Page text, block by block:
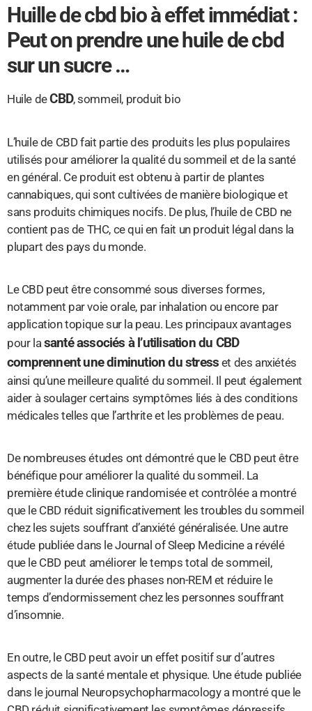
Huille de cbd bio à effet immédiat :
Peut on prendre une huile de cbd
sur un sucre …
Huile deCBD, sommeil, produit bio
L’huile de CBD fait partie des produits les plus populaires
utilisés pour améliorer la qualité du sommeil et de la santé
en général. Ce produit est obtenu à partir de plantes
cannabiques, qui sont cultivées de manière biologique et
sans produits chimiques nocifs. De plus, l’huile de CBD ne
contient pas de THC, ce qui en fait un produit légal dans la
plupart des pays du monde.
Le CBD peut être consommé sous diverses formes,
notamment par voie orale, par inhalation ou encore par
application topique sur la peau. Les principaux avantages
pour la santé associés à l’utilisation du CBD
comprennent une diminution du stress et des anxiétés
ainsi qu’une meilleure qualité du sommeil. Il peut également
aider à soulager certains symptômes liés à des conditions
médicales telles que l’arthrite et les problèmes de peau.
De nombreuses études ont démontré que le CBD peut être
bénéfique pour améliorer la qualité du sommeil. La
première étude clinique randomisée et contrôlée a montré
que le CBD réduit significativement les troubles du sommeil
chez les sujets souffrant d’anxiété généralisée. Une autre
étude publiée dans le Journal of Sleep Medicine a révélé
que le CBD peut améliorer le temps total de sommeil,
augmenter la durée des phases non-REM et réduire le
temps d’endormissement chez les personnes souffrant
d’insomnie.
En outre, le CBD peut avoir un effet positif sur d’autres
aspects de la santé mentale et physique. Une étude publiée
dans le journal Neuropsychopharmacology a montré que le